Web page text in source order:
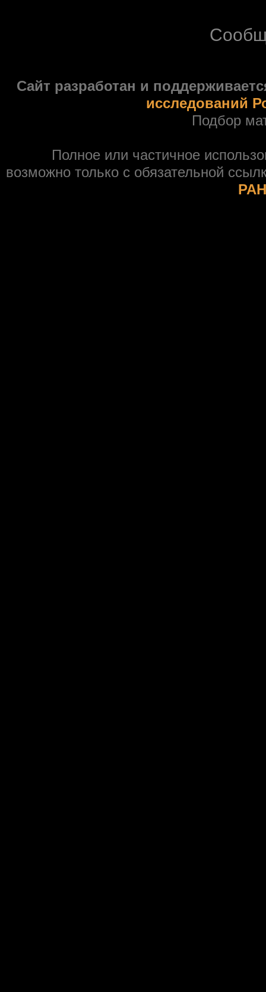
Сайт разработан и
исследований
Подбор
Полное или частичное
возможно только с обязательной